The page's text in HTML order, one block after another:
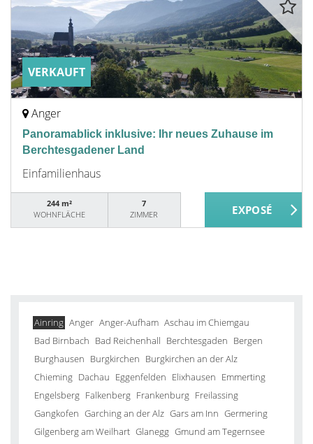
VERKAUFT
Anger
Panoramablick inklusive: Ihr neues Zuhause im
Berchtesgadener Land
Einfamilienhaus
244 m²
WOHNFLÄCHE
7
ZIMMER
Ainring Anger Anger-Aufham Aschau im Chiemgau
Bad Birnbach Bad Reichenhall Berchtesgaden Bergen
Burghausen Burgkirchen Burgkirchen an der Alz
Chieming Dachau Eggenfelden Elixhausen Emmerting
Engelsberg Falkenberg Frankenburg Freilassing
Gangkofen Garching an der Alz Gars am Inn Germering
Gilgenberg am Weilhart Glanegg Gmund am Tegernsee